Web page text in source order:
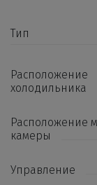
Тип
Расположение
холодильника
Расположение
камеры
Управление